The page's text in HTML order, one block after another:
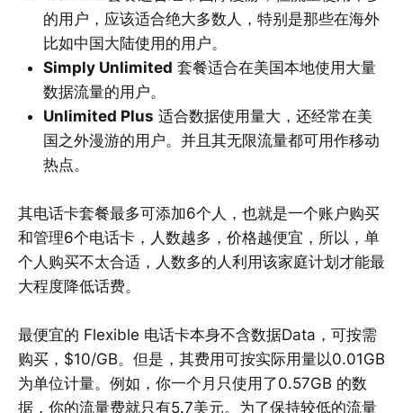
的用户，应该适合绝大多数人，特别是那些在海外
比如中国大陆使用的用户。
Simply Unlimited 套餐适合在美国本地使用大量
数据流量的用户。
Unlimited Plus 适合数据使用量大，还经常在美
国之外漫游的用户。并且其无限流量都可用作移动
热点。
其电话卡套餐最多可添加6个人，也就是一个账户购买
和管理6个电话卡，人数越多，价格越便宜，所以，单
个人购买不太合适，人数多的人利用该家庭计划才能最
大程度降低话费。
最便宜的 Flexible 电话卡本身不含数据Data，可按需
购买，$10/GB。但是，其费用可按实际用量以0.01GB
为单位计量。例如，你一个月只使用了0.57GB 的数
据，你的流量费就只有5.7美元。为了保持较低的流量